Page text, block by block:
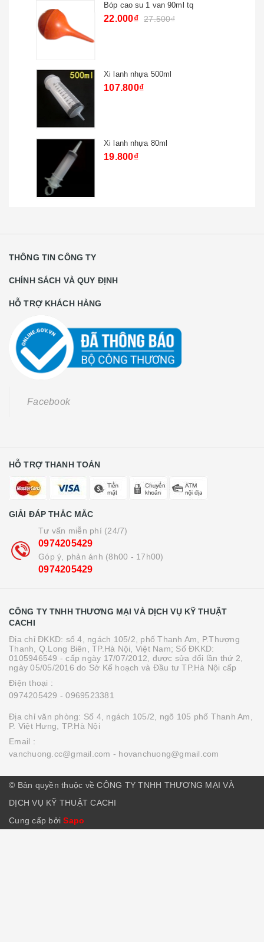
Bóp cao su 1 van 90ml tq
22.000₫ 27.500₫
Xi lanh nhựa 500ml
107.800₫
Xi lanh nhựa 80ml
19.800₫
THÔNG TIN CÔNG TY
CHÍNH SÁCH VÀ QUY ĐỊNH
HỖ TRỢ KHÁCH HÀNG
Facebook
HỖ TRỢ THANH TOÁN
GIẢI ĐÁP THẮC MẮC
Tư vấn miễn phí (24/7)
0974205429
Góp ý, phản ánh (8h00 - 17h00)
0974205429
CÔNG TY TNHH THƯƠNG MẠI VÀ DỊCH VỤ KỸ THUẬT
CACHI
Địa chỉ ĐKKD: số 4, ngách 105/2, phố Thanh Am, P.Thượng
Thanh, Q.Long Biên, TP.Hà Nội, Việt Nam; Số ĐKKD:
0105946549 - cấp ngày 17/07/2012, được sửa đổi lần thứ 2,
ngày 05/05/2016 do Sở Kế hoạch và Đầu tư TP.Hà Nội cấp
Điện thoại :
0974205429 - 0969523381
Địa chỉ văn phòng: Số 4, ngách 105/2, ngõ 105 phố Thanh Am,
P. Việt Hưng, TP.Hà Nội
Email :
vanchuong.cc@gmail.com - hovanchuong@gmail.com
© Bản quyền thuộc về CÔNG TY TNHH THƯƠNG MẠI VÀ
DỊCH VỤ KỸ THUẬT CACHI
Cung cấp bởiSapo